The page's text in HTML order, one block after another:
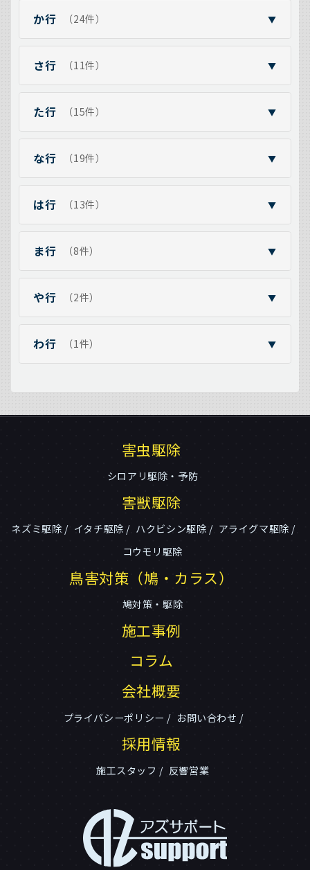
か行 （24件） ▼
さ行 （11件） ▼
た行 （15件） ▼
な行 （19件） ▼
は行 （13件） ▼
ま行 （8件） ▼
や行 （2件） ▼
わ行 （1件） ▼
害虫駆除
シロアリ駆除・予防
害獣駆除
ネズミ駆除 イタチ駆除 ハクビシン駆除
アライグマ駆除
コウモリ駆除
鳥害対策（鳩・カラス）
鳩対策・駆除
施工事例
コラム
会社概要
プライバシーポリシー お問い合わせ
採用情報
施工スタッフ 反響営業